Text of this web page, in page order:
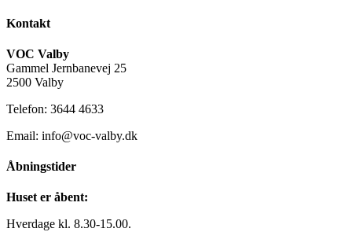
Kontakt
VOC Valby
Gammel Jernbanevej 25
2500 Valby
Telefon: 3644 4633
Email: info@voc-valby.dk
Åbningstider
Huset er åbent:
Hverdage kl. 8.30-15.00.